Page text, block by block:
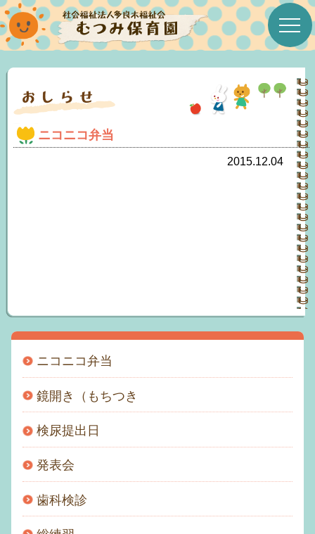
ニコニコ弁当
2015.12.04
ニコニコ弁当
鏡開き（もちつき
検尿提出日
発表会
歯科検診
むつみ保育園について
むつみたより
アクセス
おといあわせ
園の一日
個人情報保護方針